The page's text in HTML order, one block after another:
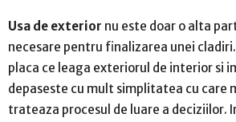
Usa de exterior nu este doar o alta
necesare pentru finalizarea unei
placa ce leaga exteriorul de interior si
depaseste cu mult simplitatea cu care
trateaza procesul de luare a deciziilor.